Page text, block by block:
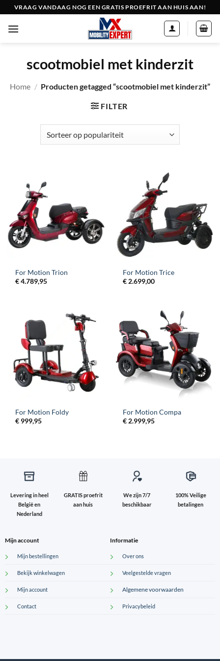
inhoud
VRAAG VANDAAG NOG EEN GRATIS PROEFRIT AAN HUIS AAN!
scootmobiel met kinderzit
Home / Producten getagged “scootmobiel met kinderzit”
FILTER
For Motion Trion
€4.789,95
For Motion Trice
€ 2.699,00
For Motion Foldy
€ 999,95
For Motion Compa
€2.999,95
Levering in heel
België en
Nederland
GRATIS proefrit
aan huis
We zijn 7/7
beschikbaar
100% Veilige
betalingen
Mijn account
Mijn bestellingen
Bekijk winkelwagen
Mijn account
Contact
Informatie
Over ons
Veelgestelde vragen
Algemene voorwaarden
Privacybeleid